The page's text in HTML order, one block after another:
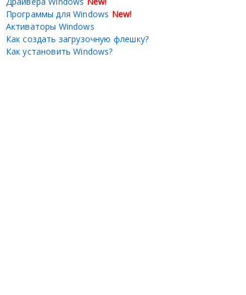
Программы для Windows New!
Активаторы Windows
Как создать загрузочную флешку?
Как установить Windows?